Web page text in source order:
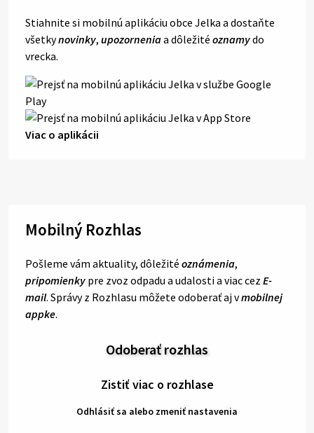
Stiahnite si mobilnú aplikáciu obce Jelka a dostaňte
všetkynovinky, upozorneniaa dôležité oznamydo
vrecka.
Viac o aplikácii
Mobilný Rozhlas
Pošleme vám aktuality, dôležité oznámenia,
pripomienky pre zvoz odpadu a udalosti a viac cez E-
mail. Správy z Rozhlasu môžete odoberať aj vmobilnej
appke.
Odoberať rozhlas
Zistiť viac o rozhlase
Odhlásiť sa alebo zmeniť nastavenia